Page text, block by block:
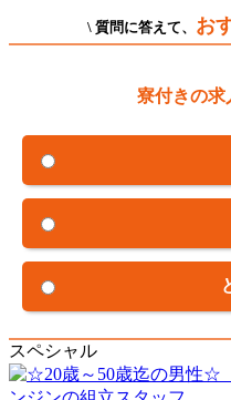
\ 質問に答えて、 お
寮付きの求
スペシャル